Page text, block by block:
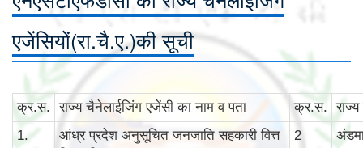
एजेंसियों(रा.चै.ए.)की सूची
क्र.स. राज्‍य चैनेलाईजिंग एजेंसी का नाम व पता क्र.स.
1.
आंध्र प्रदेश अनुसूचित जनजाति सहकारी वित्त
2